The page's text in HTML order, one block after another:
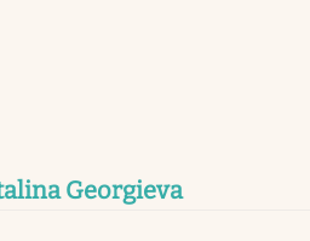
Georgieva